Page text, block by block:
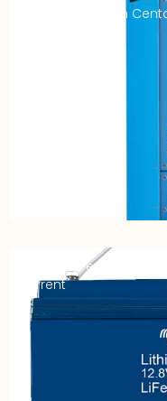
Chargeur Victron
Batterie LiFe-Po4 –
Current